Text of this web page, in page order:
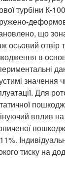
турбіни К-
що
осьовий отвір
в
значення
Для
вплив
тиску на